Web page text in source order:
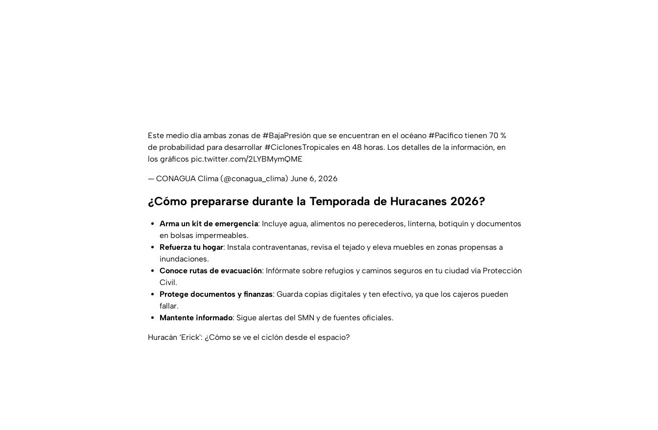
Este medio día ambas zonas de #BajaPresión que se encuentran en el océano #Pacífico tienen 70 %
de probabilidad para desarrollar #CiclonesTropicales en 48 horas. Los detalles de la información, en
los gráficos pic.twitter.com/2LYBMymQME
— CONAGUA Clima (@conagua_clima) June 6, 2026
¿Cómo prepararse durante la Temporada de Huracanes 2026?
Arma un kit de emergencia: Incluye agua, alimentos no perecederos, linterna, botiquín y documentos
en bolsas impermeables.
Refuerza tu hogar: Instala contraventanas, revisa el tejado y eleva muebles en zonas propensas a
inundaciones.
Conoce rutas de evacuación: Infórmate sobre refugios y caminos seguros en tu ciudad vía Protección
Civil.
Protege documentos y finanzas: Guarda copias digitales y ten efectivo, ya que los cajeros pueden
fallar.
Mantente informado: Sigue alertas del SMN y de fuentes oficiales.
Huracán ‘Erick': ¿Cómo se ve el ciclón desde el espacio?